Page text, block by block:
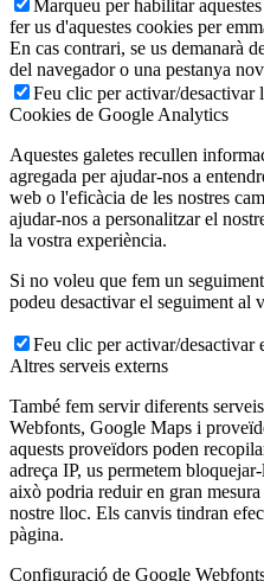
Marqueu per habilitar
fer us d'aquestes cookies per
En cas contrari, se us demanarà
del navegador o una pestanya
Feu clic per activar/desactivar
Cookies de Google Analytics
Aquestes galetes recullen
agregada per ajudar-nos a
web o l'eficàcia de les nostres
ajudar-nos a personalitzar el
la vostra experiència.
Si no voleu que fem un
podeu desactivar el seguiment al
Feu clic per activar/
Altres serveis externs
També fem servir diferents
Webfonts, Google Maps i
aquests proveïdors poden
adreça IP, us permetem
això podria reduir en gran
nostre lloc. Els canvis tindran
pàgina.
Configuració de Google